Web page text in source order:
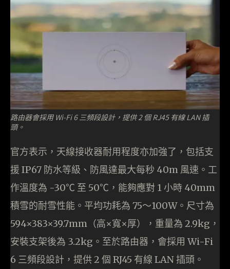
路由器會採用 Wi-Fi 6 三頻段設計，提供 2 個 RJ45 有線 LAN 插
頭。
官方表示，天線接收器耐用程度亦加強了，包括支
援 IP67 防水等級、防風達最大每秒 40m 風速。工
作溫度為 -30℃ 至 50℃，能夠應對 1 小時 40mm
積雪的耐雪性能。平均功耗為 75～100W。尺寸為
594×383×39.7mm（高×寬×厚），重量為 2.9kg，
安裝支架後為 3.2kg。至於路由器，會採用 Wi-Fi
6 三頻段設計，提供 2 個 RJ45 有線 LAN 插頭。